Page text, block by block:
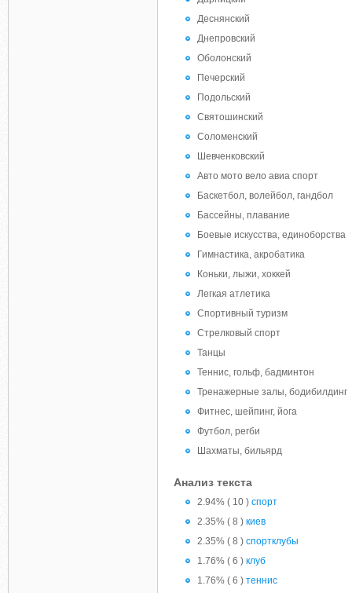
Деснянский
Днепровский
Оболонский
Печерский
Подольский
Святошинский
Соломенский
Шевченковский
Авто мото вело авиа спорт
Баскетбол, волейбол, гандбол
Бассейны, плавание
Боевые искусства, единоборства
Гимнастика, акробатика
Коньки, лыжи, хоккей
Легкая атлетика
Спортивный туризм
Стрелковый спорт
Танцы
Теннис, гольф, бадминтон
Тренажерные залы, бодибилдинг
Фитнес, шейпинг, йога
Футбол, регби
Шахматы, бильярд
Анализ текста
2.94% ( 10 ) спорт
2.35% ( 8 ) киев
2.35% ( 8 ) спортклубы
1.76% ( 6 ) клуб
1.76% ( 6 ) теннис